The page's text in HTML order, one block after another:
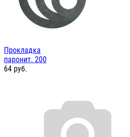
Прокладка
паронит. 200
64 руб.